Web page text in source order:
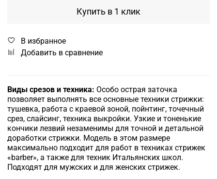
Купить в 1 клик
В избранное
Добавить в сравнение
Виды срезов и техника: Особо острая заточка
позволяет выполнять все основные техники стрижки:
тушевка, работа с краевой зоной, пойнтинг, точечный
срез, слайсинг, техника выкройки. Узкие и тоненькие
кончики лезвий незаменимы для точной и детальной
доработки стрижки. Модель в этом размере
максимально подходит для работ в техниках стрижек
«barber», а также для техник Итальянских школ.
Подходят для мужских и для женских стрижек.